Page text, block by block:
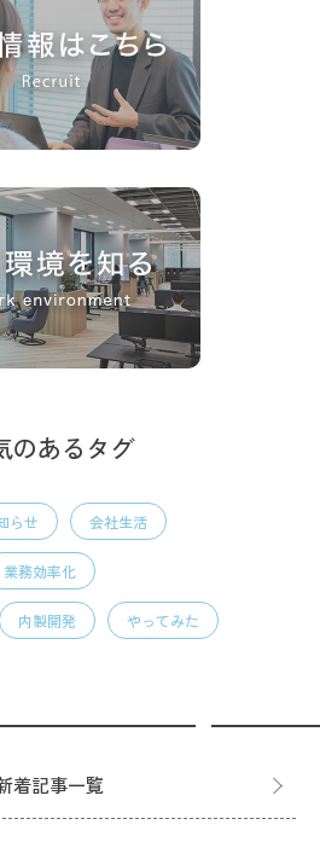
のあるタグ
らせ 会社生活
業務効率化
内製開発 やってみた
着記事一覧